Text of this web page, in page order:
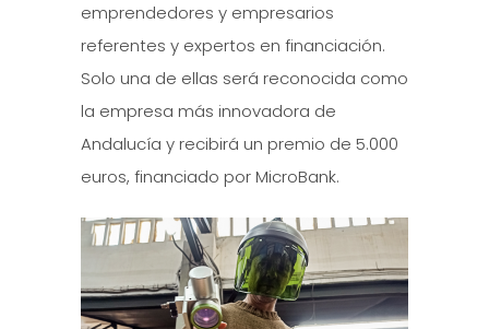
emprendedores y empresarios
referentes y expertos en financiación.
Solo una de ellas será reconocida como
la empresa más innovadora de
Andalucía y recibirá un premio de 5.000
euros, financiado por MicroBank.